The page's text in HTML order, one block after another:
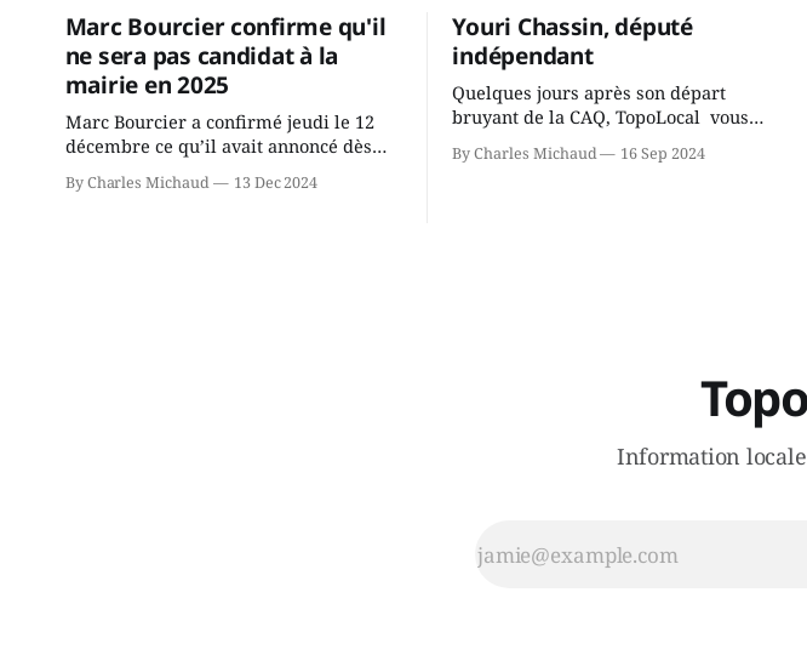
Marc Bourcier confirme qu'il
ne sera pas candidat à la
mairie en 2025
Marc Bourcier a confirmé jeudi le 12
décembre ce qu’il avait annoncé dès
mandat à titre de maire de Saint-
By Charles Michaud 13 Dec 2024
Youri Chassin, député
indépendant
Quelques jours après son départ
bruyant de la CAQ, TopoLocal vous
Chassin. Nous avons causé de sa
By Charles Michaud 16 Sep 2024
Information